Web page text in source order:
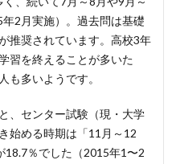
2月実施）。過去問は基礎
推奨されています。高校3年
習を終えることが多いた
も多いようです。
、センター試験（現・大学
始める時期は「11月～12
18.7％でした（2015年1〜2